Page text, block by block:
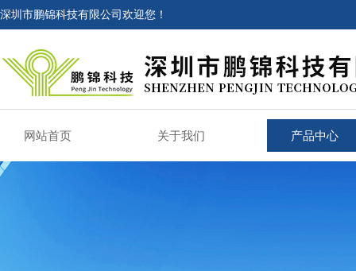
深圳市鹏锦科技有限公司欢迎您！
网站首页 关于我们 产品中心